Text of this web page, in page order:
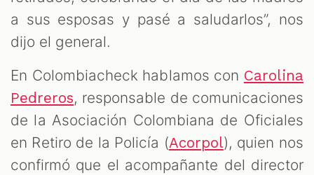
a sus esposas y pasé a saludarlos”, nos
dijo el general.
En Colombiacheck hablamos con Carolina
Pedreros, responsable de comunicaciones
de la Asociación Colombiana de Oficiales
en Retiro de la Policía (Acorpol), quien nos
confirmó que el acompañante del director